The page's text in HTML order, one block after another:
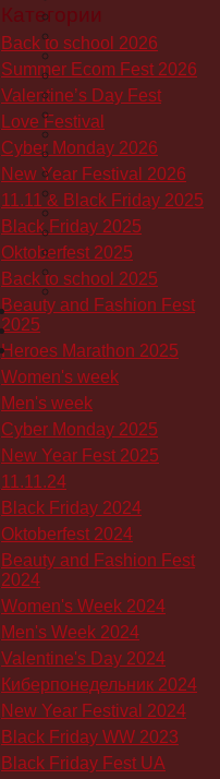
Категории
Back to school 2026
Summer Ecom Fest 2026
Valentine’s Day Fest
Love Festival
Cyber Monday 2026
New Year Festival 2026
11.11 & Black Friday 2025
Black Friday 2025
Oktoberfest 2025
Back to school 2025
Beauty and Fashion Fest
2025
Heroes Marathon 2025
Women's week
Men's week
Cyber Monday 2025
New Year Fest 2025
11.11.24
Black Friday 2024
Oktoberfest 2024
Beauty and Fashion Fest
2024
Women's Week 2024
Men's Week 2024
Valentine's Day 2024
Киберпонедельник 2024
New Year Festival 2024
Black Friday WW 2023
Black Friday Fest UA